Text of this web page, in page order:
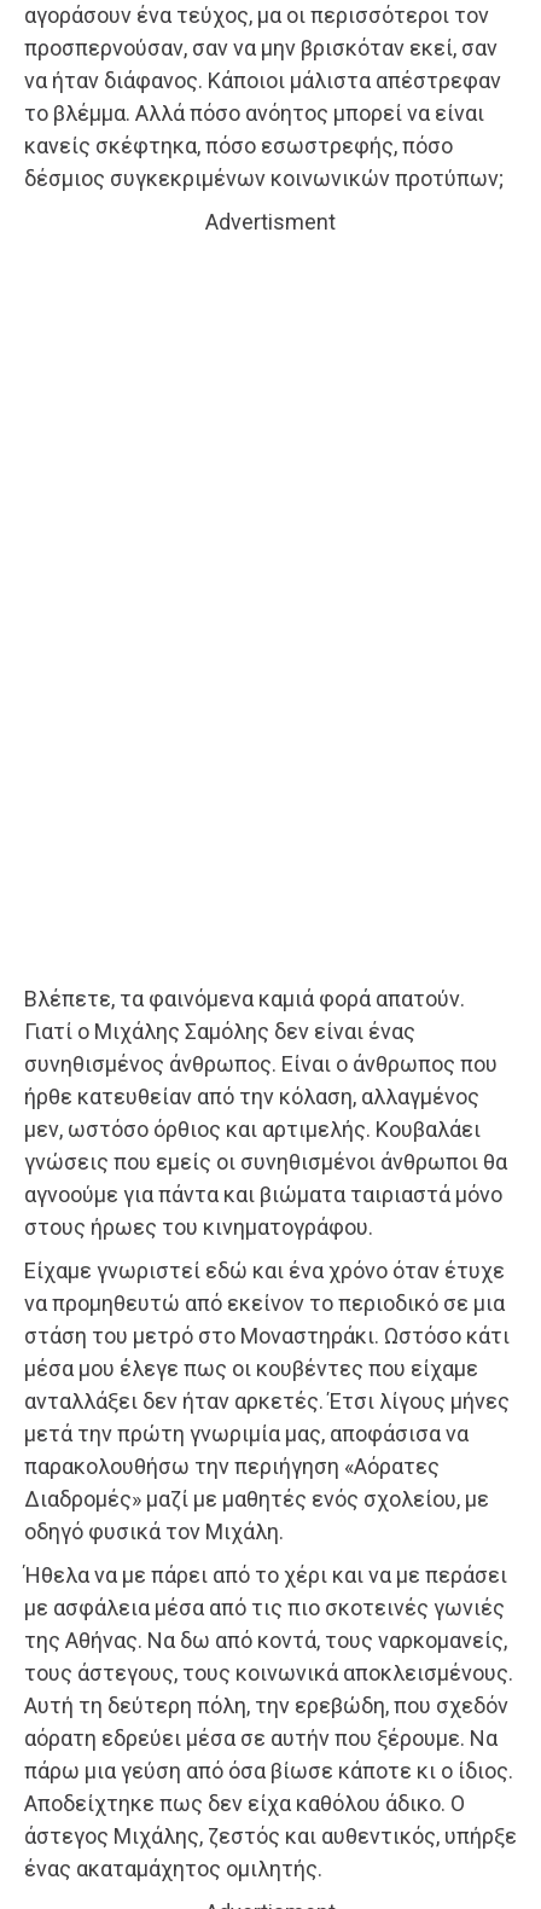
αγοράσουν ένα τεύχος, μα οι περισσότεροι τον
προσπερνούσαν, σαν να μην βρισκόταν εκεί, σαν
να ήταν διάφανος. Κάποιοι μάλιστα απέστρεφαν
το βλέμμα. Αλλά πόσο ανόητος μπορεί να είναι
κανείς σκέφτηκα, πόσο εσωστρεφής, πόσο
δέσμιος συγκεκριμένων κοινωνικών προτύπων;
Advertisment
Βλέπετε, τα φαινόμενα καμιά φορά απατούν.
Γιατί ο Μιχάλης Σαμόλης δεν είναι ένας
συνηθισμένος άνθρωπος. Είναι ο άνθρωπος που
ήρθε κατευθείαν από την κόλαση, αλλαγμένος
μεν, ωστόσο όρθιος και αρτιμελής. Κουβαλάει
γνώσεις που εμείς οι συνηθισμένοι άνθρωποι θα
αγνοούμε για πάντα και βιώματα ταιριαστά μόνο
στους ήρωες του κινηματογράφου.
Είχαμε γνωριστεί εδώ και ένα χρόνο όταν έτυχε
να προμηθευτώ από εκείνον το περιοδικό σε μια
στάση του μετρό στο Μοναστηράκι. Ωστόσο κάτι
μέσα μου έλεγε πως οι κουβέντες που είχαμε
ανταλλάξει δεν ήταν αρκετές. Έτσι λίγους μήνες
μετά την πρώτη γνωριμία μας, αποφάσισα να
παρακολουθήσω την περιήγηση «Αόρατες
Διαδρομές» μαζί με μαθητές ενός σχολείου, με
οδηγό φυσικά τον Μιχάλη.
Ήθελα να με πάρει από το χέρι και να με περάσει
με ασφάλεια μέσα από τις πιο σκοτεινές γωνιές
της Αθήνας. Να δω από κοντά, τους ναρκομανείς,
τους άστεγους, τους κοινωνικά αποκλεισμένους.
Αυτή τη δεύτερη πόλη, την ερεβώδη, που σχεδόν
αόρατη εδρεύει μέσα σε αυτήν που ξέρουμε. Να
πάρω μια γεύση από όσα βίωσε κάποτε κι ο ίδιος.
Αποδείχτηκε πως δεν είχα καθόλου άδικο. Ο
άστεγος Μιχάλης, ζεστός και αυθεντικός, υπήρξε
ένας ακαταμάχητος ομιλητής.